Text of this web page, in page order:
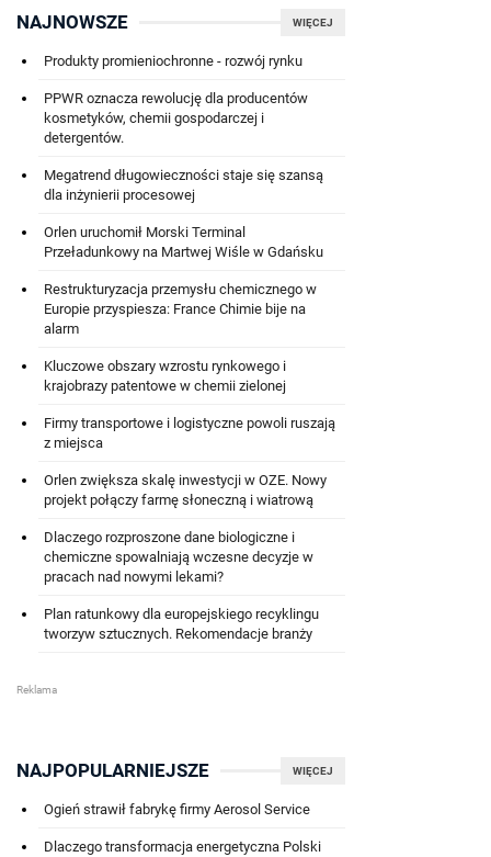
WIĘCEJ
NAJNOWSZE
Produkty promieniochronne - rozwój rynku
PPWR oznacza rewolucję dla producentów
kosmetyków, chemii gospodarczej i
detergentów.
Megatrend długowieczności staje się szansą
dla inżynierii procesowej
Orlen uruchomił Morski Terminal
Przeładunkowy na Martwej Wiśle w Gdańsku
Restrukturyzacja przemysłu chemicznego w
Europie przyspiesza: France Chimie bije na
alarm
Kluczowe obszary wzrostu rynkowego i
krajobrazy patentowe w chemii zielonej
Firmy transportowe i logistyczne powoli ruszają
z miejsca
Orlen zwiększa skalę inwestycji w OZE. Nowy
projekt połączy farmę słoneczną i wiatrową
Dlaczego rozproszone dane biologiczne i
chemiczne spowalniają wczesne decyzje w
pracach nad nowymi lekami?
Plan ratunkowy dla europejskiego recyklingu
tworzyw sztucznych. Rekomendacje branży
WIĘCEJ
NAJPOPULARNIEJSZE
Ogień strawił fabrykę firmy Aerosol Service
Dlaczego transformacja energetyczna Polski